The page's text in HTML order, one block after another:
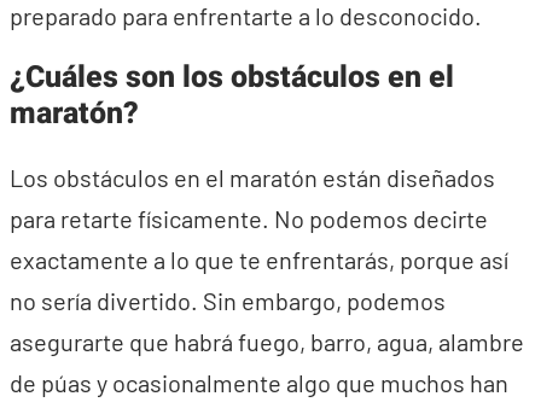
preparado para enfrentarte a lo desconocido.
¿Cuáles son los obstáculos en el
maratón?
Los obstáculos en el maratón están diseñados
para retarte físicamente. No podemos decirte
exactamente a lo que te enfrentarás, porque así
no sería divertido. Sin embargo, podemos
asegurarte que habrá fuego, barro, agua, alambre
de púas y ocasionalmente algo que muchos han